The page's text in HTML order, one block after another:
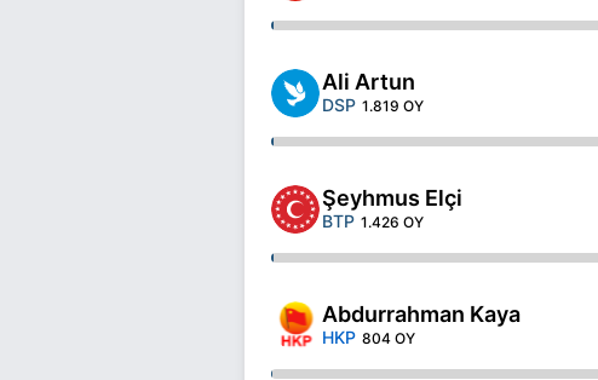
Ali Artun
DSP 1.819 OY
Şeyhmus Elçi
BTP 1.426 OY
Abdurrahman Kaya
HKP 804 OY